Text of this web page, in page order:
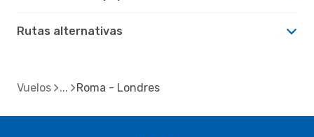
Rutas alternativas
Vuelos Roma - Londres